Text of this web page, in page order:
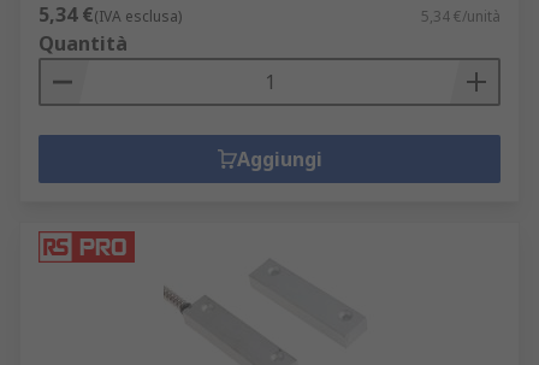
5,34 €(IVA esclusa) 5,34 €/unità
Quantità
Aggiungi